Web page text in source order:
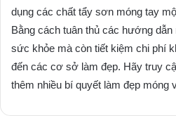
dụng các chất tẩy sơn móng tay
Bằng cách tuân thủ các hướng
sức khỏe mà còn tiết kiệm chi phí
đến các cơ sở làm đẹp. Hãy truy
thêm nhiều bí quyết làm đẹp móng